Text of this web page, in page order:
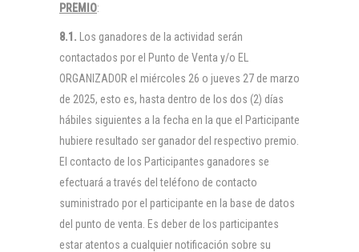
PREMIO:
8.1. Los ganadores de la actividad serán
contactados por el Punto de Venta y/o EL
ORGANIZADOR el miércoles 26 o jueves 27 de marzo
de 2025, esto es, hasta dentro de los dos (2) días
hábiles siguientes a la fecha en la que el Participante
hubiere resultado ser ganador del respectivo premio.
El contacto de los Participantes ganadores se
efectuará a través del teléfono de contacto
suministrado por el participante en la base de datos
del punto de venta. Es deber de los participantes
estar atentos a cualquier notificación sobre su